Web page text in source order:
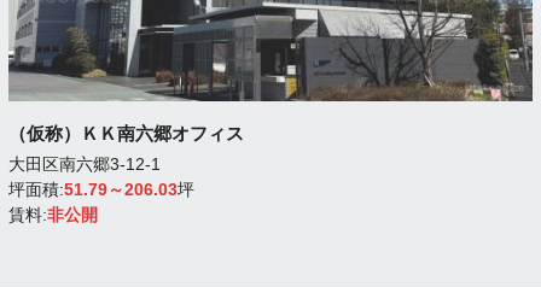
（仮称）ＫＫ南六郷オフィス
大田区南六郷3-12-1
坪面積:51.79～206.03坪
賃料:非公開